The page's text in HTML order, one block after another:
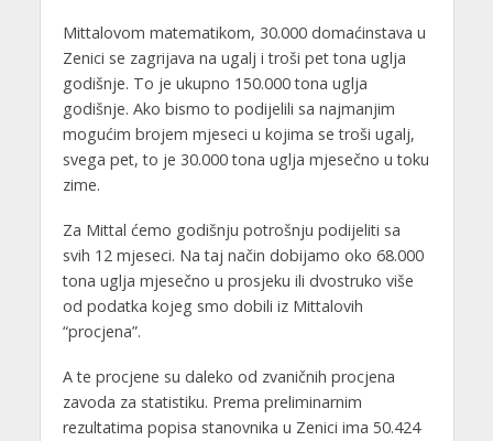
Mittalovom matematikom, 30.000 domaćinstava u
Zenici se zagrijava na ugalj i troši pet tona uglja
godišnje. To je ukupno 150.000 tona uglja
godišnje. Ako bismo to podijelili sa najmanjim
mogućim brojem mjeseci u kojima se troši ugalj,
svega pet, to je 30.000 tona uglja mjesečno u toku
zime.
Za Mittal ćemo godišnju potrošnju podijeliti sa
svih 12 mjeseci. Na taj način dobijamo oko 68.000
tona uglja mjesečno u prosjeku ili dvostruko više
od podatka kojeg smo dobili iz Mittalovih
“procjena”.
A te procjene su daleko od zvaničnih procjena
zavoda za statistiku. Prema preliminarnim
rezultatima popisa stanovnika u Zenici ima 50.424